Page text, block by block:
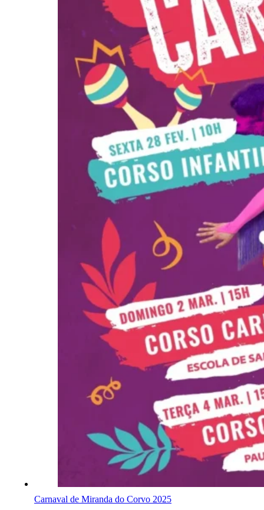
Carnaval de Miranda do Corvo 2025